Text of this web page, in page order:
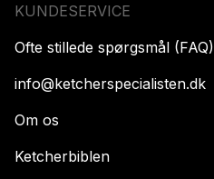
KUNDESERVICE
Ofte stillede spørgsmål (FAQ)
info@ketcherspecialisten.dk
Om os
Ketcherbiblen